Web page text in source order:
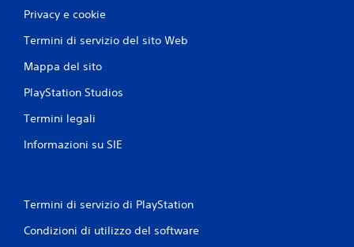
Privacy e cookie
Termini di servizio del sito Web
Mappa del sito
PlayStation Studios
Termini legali
Informazioni su SIE
Termini di servizio di PlayStation
Condizioni di utilizzo del software